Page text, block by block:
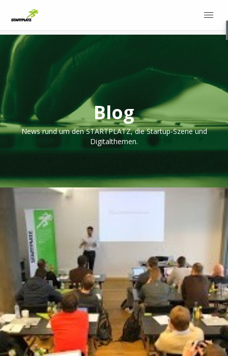
Blog
News rund um den STARTPLATZ, die Startup-Szene und
Digitalthemen.